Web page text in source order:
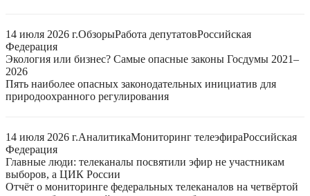
14 июля 2026 г.ОбзорыРабота депутатовРоссийская
Федерация
Экология или бизнес? Самые опасные законы Госдумы 2021–
2026
Пять наиболее опасных законодательных инициатив для
природоохранного регулирования
14 июля 2026 г.АналитикаМониторинг телеэфираРоссийская
Федерация
Главные люди: телеканалы посвятили эфир не участникам
выборов, а ЦИК России
Отчёт о мониторинге федеральных телеканалов на четвёртой